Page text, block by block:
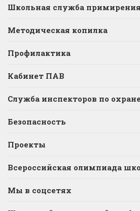
Школьная служба примирения
Методическая копилка
Профилактика
Кабинет ПАВ
Служба инспекторов по
Безопасность
Проекты
Всероссийская олимпиада
Мы в соцсетях